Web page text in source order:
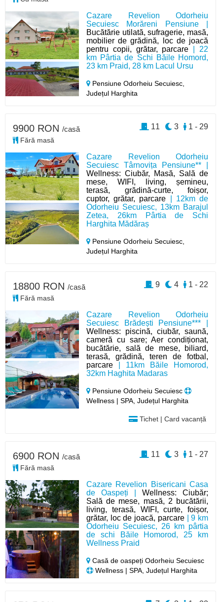
Cazare Revelion Odorheiu
Secuiesc Morăreni Pensiune |
Bucătărie utilată, sufragerie, masă,
mobilier de grădină, loc de joacă
pentru copii, grătar, parcare | 22
km Pârtia de Schi Băile Homord,
23 km Praid, 28 km Lacul Ursu
Pensiune Odorheiu Secuiesc,
Județul Harghita
Cazare Revelion Odorheiu
Secuiesc Târnovița Pensiune** |
Wellness: Ciubăr, Masă, Sală de
mese, WIFI, living, șemineu,
terasă, grădină-curte, foișor,
cuptor, grătar, parcare | 12km de
Odorheiu Secuiesc, 13km Barajul
Zetea, 26km Pârtia de Schi
Harghita Mădăraș
Pensiune Odorheiu Secuiesc,
Județul Harghita
9900 RON /casă
Fără masă
1 - 29
3
11
Cazare Revelion Odorheiu
Secuiesc Brădești Pensiune*** |
Wellness: piscină, ciubăr, saună,
cameră cu sare; Aer condiționat,
bucătărie, sală de mese, biliard,
terasă, grădină, teren de fotbal,
parcare | 11km Băile Homorod,
32km Haghita Madaras
Pensiune Odorheiu Secuiesc
Wellness | SPA, Județul Harghita
Tichet | Card vacanță
18800 RON /casă
Fără masă
1 - 22
4
9
Cazare Revelion Bisericani Casa
de Oaspeți |Wellness: Ciubăr;
Sală de mese, masă, 2 bucătării,
living, terasă, WIFI, curte, foișor,
grătar, loc de joacă, parcare| 9 km
Odorheiu Secuiesc, 26 km pârtia
de schi Băile Homorod, 25 km
Wellness Praid
Casă de oaspeți Odorheiu Secuiesc
Wellness | SPA, Județul Harghita
6900 RON /casă
Fără masă
1 - 27
3
11